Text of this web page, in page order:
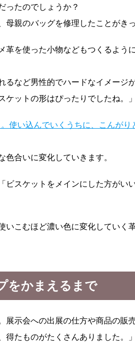
ったのでしょうか？
親のバッグを修理したことがき
を使った小物などもつくるよ
るなど男性的でハードなイメー
ットの形はぴったりでしたね。」
合いに変化していきます。
スケットをメインにした方が
こむほど濃い色に変化してい
をかまえるまで
展示会への出展の仕方や商品の
たものがたくさんありました。」